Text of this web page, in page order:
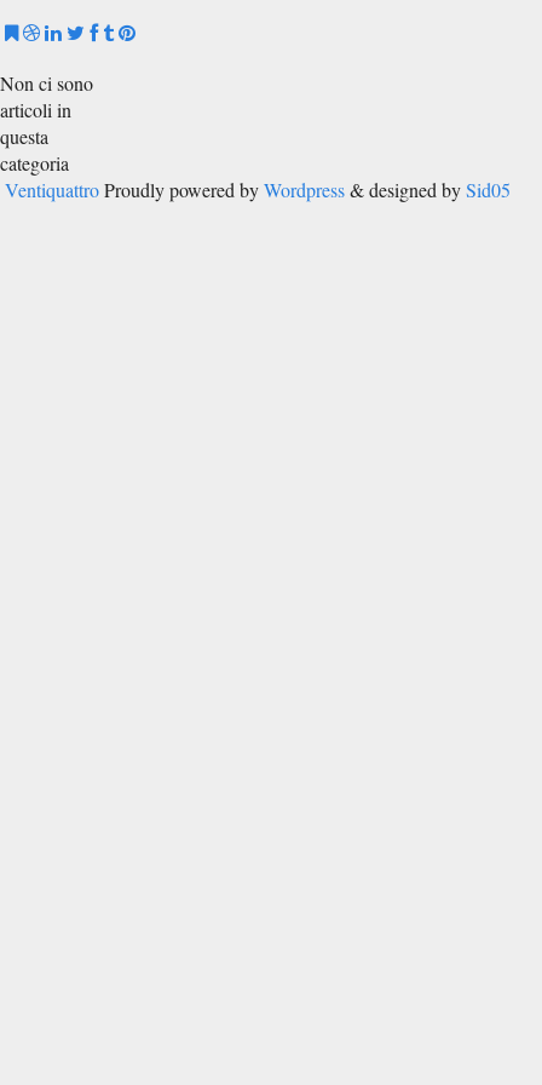
Non ci sono
articoli in
questa
categoria
Ventiquattro Proudly powered byWordpress& designed bySid05